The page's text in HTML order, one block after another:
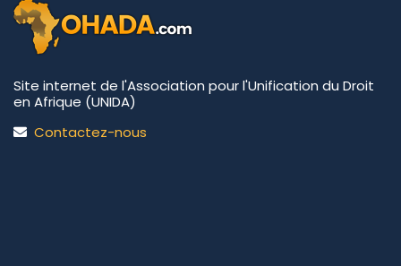
Site internet de l'Association pour l'Unification du Droit
en Afrique (UNIDA)
Contactez-nous